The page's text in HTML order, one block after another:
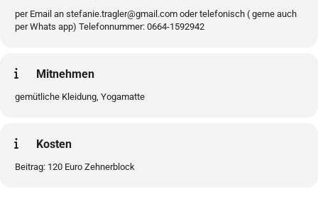
per Email an stefanie.tragler@gmail.com oder telefonisch ( gerne auch
per Whats app) Telefonnummer: 0664-1592942
Mitnehmen
gemütliche Kleidung, Yogamatte
Kosten
Beitrag: 120 Euro Zehnerblock